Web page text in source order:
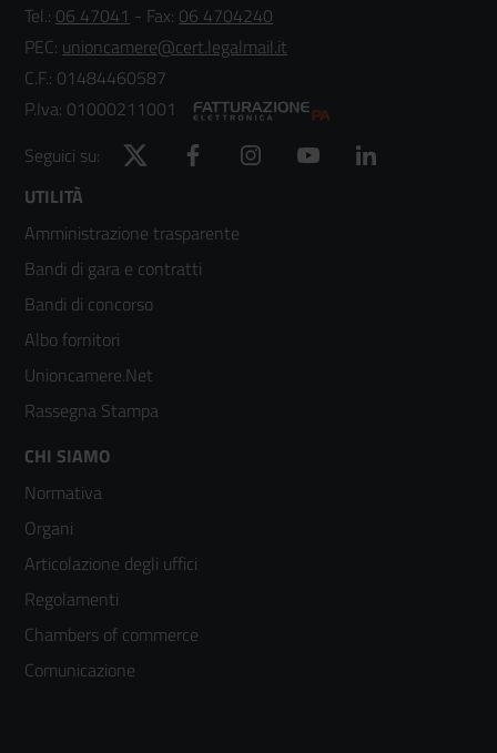
Tel.: 06 47041 - Fax: 06 4704240
PEC: unioncamere@cert.legalmail.it
C.F.: 01484460587
P.Iva: 01000211001
Seguici su:
Twitter Facebook Instagram YouTube
Footer
menù
colonna
2
UTILITÀ
Amministrazione trasparente
Bandi di gara e contratti
Bandi di concorso
Albo fornitori
Unioncamere.Net
Rassegna Stampa
Footer
menù
colonna
3
CHI SIAMO
Normativa
Organi
Articolazione degli uffici
Regolamenti
Chambers of commerce
Comunicazione